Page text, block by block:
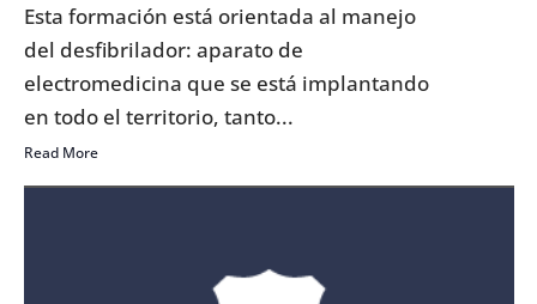
Esta formación está orientada al manejo
del desfibrilador: aparato de
electromedicina que se está implantando
en todo el territorio, tanto...
Read More